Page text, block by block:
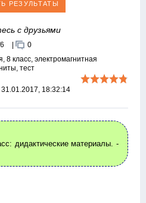
с друзьями
6
0
, 8 класс, электромагнитная
, тест
31.01.2017, 18:32:14
дидактические материалы. -